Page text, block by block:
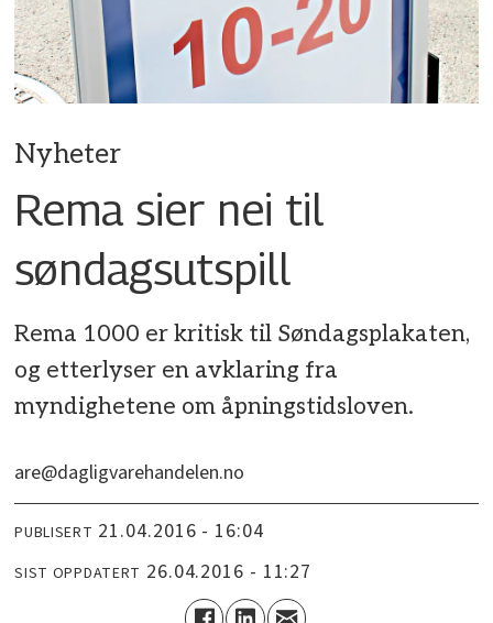
Nyheter
Rema sier nei til
søndagsutspill
Rema 1000 er kritisk til Søndagsplakaten,
og etterlyser en avklaring fra
myndighetene om åpningstidsloven.
are@dagligvarehandelen.no
PUBLISERT 21.04.2016 - 16:04
SIST OPPDATERT 26.04.2016 - 11:27